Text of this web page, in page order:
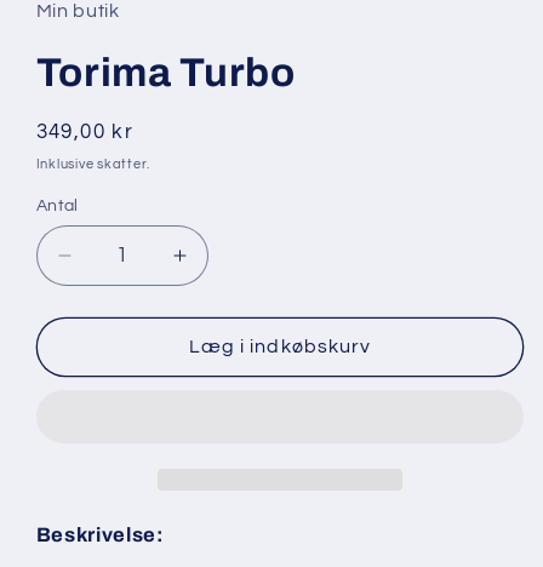
Min butik
Torima Turbo
Normalpris
349,00 kr
Inklusive skatter.
Antal
Reducer
antallet
for
Turbo
Øg
antallet
for
Torima
Turbo
Læg i indkøbskurv
Beskrivelse: